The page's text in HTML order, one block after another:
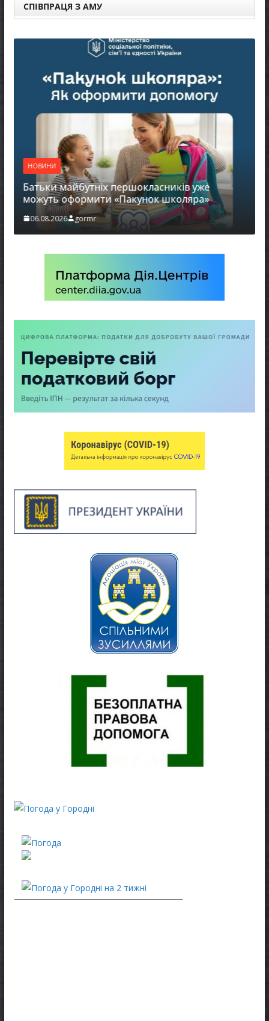
СПІВПРАЦЯ З АМУ
НОВИНИ
Батьки майбутніх першокласників уже
можуть оформити «Пакунок школяра»
06.08.2026 gormr